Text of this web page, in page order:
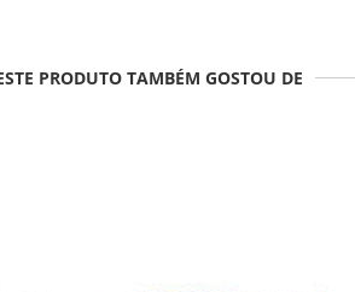
PRODUTO TAMBÉM GOSTOU DE